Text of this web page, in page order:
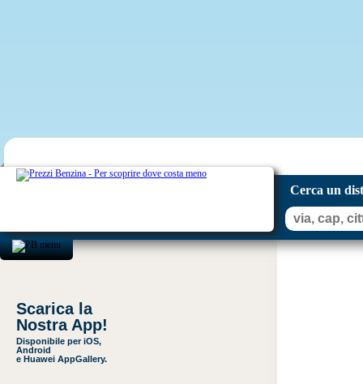
Cerca un
Scarica la
Nostra App!
Disponibile per iOS,
Android
e Huawei AppGallery.